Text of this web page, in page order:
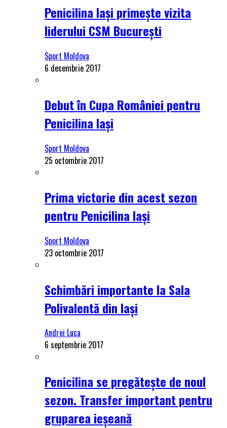
Penicilina Iași primește vizita
liderului CSM București
Sport Moldova
6 decembrie 2017
Debut în Cupa României pentru
Penicilina Iași
Sport Moldova
25 octombrie 2017
Prima victorie din acest sezon
pentru Penicilina Iași
Sport Moldova
23 octombrie 2017
Schimbări importante la Sala
Polivalentă din Iași
Andrei Luca
6 septembrie 2017
Penicilina se pregătește de noul
sezon. Transfer important pentru
gruparea ieșeană